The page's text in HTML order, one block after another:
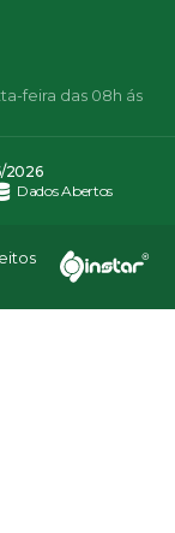
feira das 08h ás
2026
Dados Abertos